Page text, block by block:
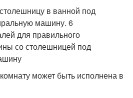
может быть исполнена в